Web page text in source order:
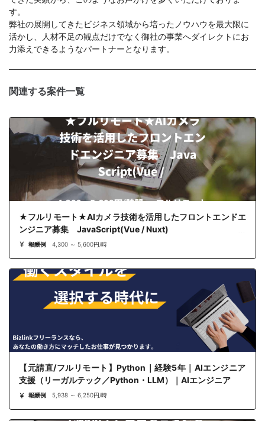
す。
弊社の展開してきたビジネス領域から培ったノウハウを最大限に
活かし、人材不足の観点だけでなく御社の事業へダイレクトにお
力添えできるようなパートナーとなります。
関連する案件一覧
★フルリモート★AIカメラ技術を活用したフロントエンドエ
ンジニア募集 JavaScript(Vue / Nuxt)
報酬例 4,300 ～ 5,600円/時
【元請直/フルリモート】Python｜経験5年｜AIエンジニア
支援（リーガルテック／Python・LLM）｜AIエンジニア
報酬例 5,938 ～ 6,250円/時